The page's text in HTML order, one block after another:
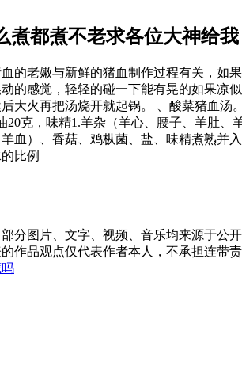
煮都煮不老求各位大神给我
的老嫩与新鲜的猪血制作过程有关，
的感觉，轻轻的碰一下能有晃的如果
大火再把汤烧开就起锅。 、酸菜猪血
克，味精1.羊杂（羊心、腰子、羊肚
血）、香菇、鸡枞菌、盐、味精煮熟并入
比例
分图片、文字、视频、音乐均来源于
作品观点仅代表作者本人，不承担连带